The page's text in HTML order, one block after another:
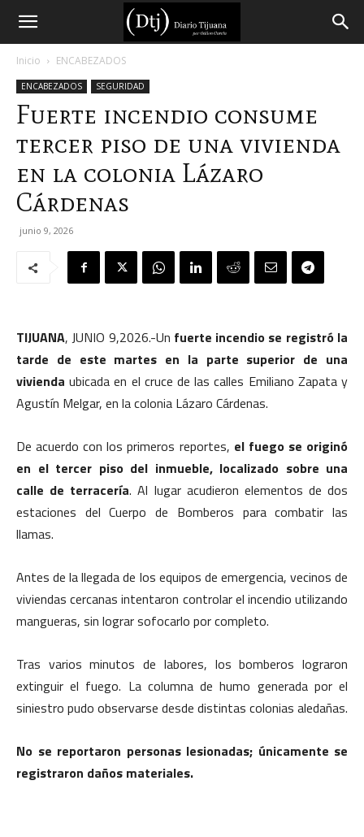
Diario
Tijuana
Inicio ENCABEZADOS
ENCABEZADOS SEGURIDAD
Fuerte incendio consume
tercer piso de una vivienda
en la colonia Lázaro
Cárdenas
junio 9, 2026
TIJUANA, JUNIO 9,2026.-Un fuerte incendio se registró la
tarde de este martes en la parte superior de una
vivienda ubicada en el cruce de las calles Emiliano Zapata y
Agustín Melgar, en la colonia Lázaro Cárdenas.
De acuerdo con los primeros reportes, el fuego se originó
en el tercer piso del inmueble, localizado sobre una
calle de terracería. Al lugar acudieron elementos de dos
estaciones del Cuerpo de Bomberos para combatir las
llamas.
Antes de la llegada de los equipos de emergencia, vecinos de
viviendas cercanas intentaron controlar el incendio utilizando
mangueras, sin lograr sofocarlo por completo.
Tras varios minutos de labores, los bomberos lograron
extinguir el fuego. La columna de humo generada por el
siniestro pudo observarse desde distintas colonias aledañas.
No se reportaron personas lesionadas; únicamente se
registraron daños materiales.